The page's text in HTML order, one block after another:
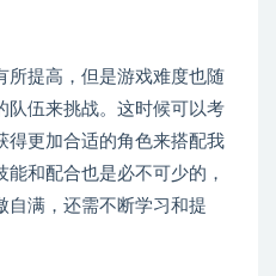
所提高，但是游戏难度也随
队伍来挑战。这时候可以考
得更加合适的角色来搭配我
和配合也是必不可少的，
自满，还需不断学习和提